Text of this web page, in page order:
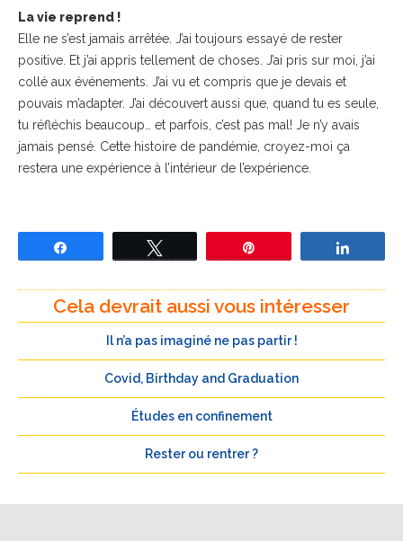
La vie reprend !
Elle ne s’est jamais arrêtée. J’ai toujours essayé de rester
positive. Et j’ai appris tellement de choses. J’ai pris sur moi, j’ai
collé aux événements. J’ai vu et compris que je devais et
pouvais m’adapter. J’ai découvert aussi que, quand tu es seule,
tu réfléchis beaucoup… et parfois, c’est pas mal! Je n’y avais
jamais pensé. Cette histoire de pandémie, croyez-moi ça
restera une expérience à l’intérieur de l’expérience.
Cela devrait aussi vous intéresser
Il n’a pas imaginé ne pas partir !
Covid, Birthday and Graduation
Études en confinement
Rester ou rentrer ?